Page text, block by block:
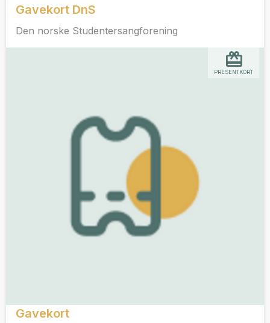
Gavekort DnS
Den norske Studentersangforening
Gavekort
PRESENTKORT